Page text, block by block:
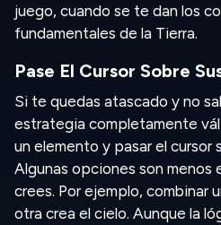
juego, cuando se te dan los
fundamentales de la Tierra.
Pase El Cursor Sobre
Si te quedas atascado y no
estrategia completamente
un elemento y pasar el cursor
Algunas opciones son menos
crees. Por ejemplo, combinar
otra crea el cielo. Aunque la